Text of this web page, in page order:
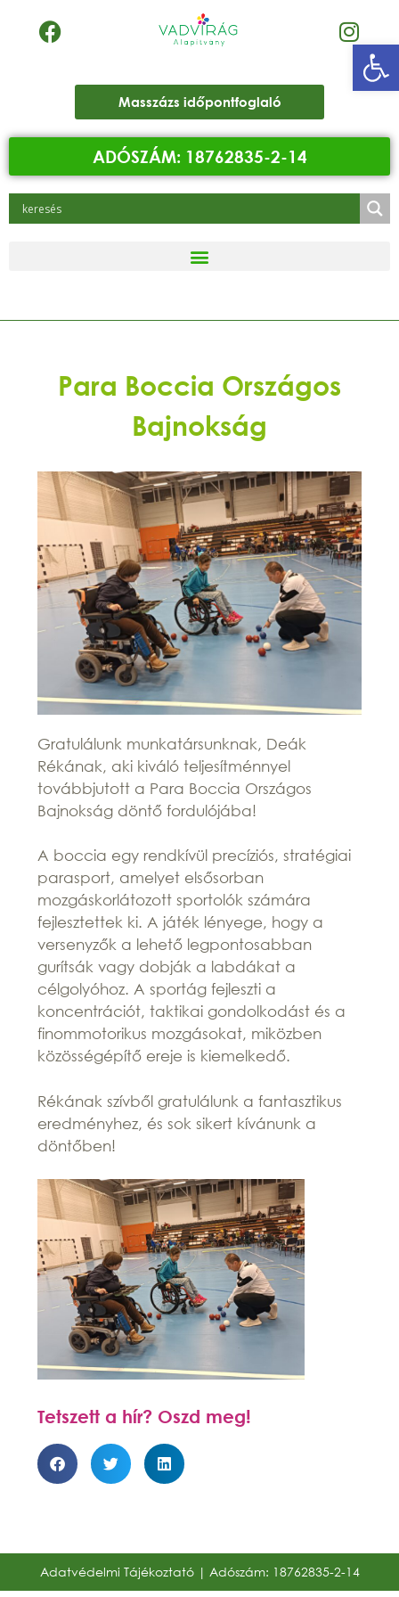
Masszázs időpontfoglaló
ADÓSZÁM: 18762835-2-14
Para Boccia Országos
Bajnokság
Gratulálunk munkatársunknak, Deák
Rékának, aki kiváló teljesítménnyel
továbbjutott a Para Boccia Országos
Bajnokság döntő fordulójába!
A boccia egy rendkívül precíziós, stratégiai
parasport, amelyet elsősorban
mozgáskorlátozott sportolók számára
fejlesztettek ki. A játék lényege, hogy a
versenyzők a lehető legpontosabban
gurítsák vagy dobják a labdákat a
célgolyóhoz. A sportág fejleszti a
koncentrációt, taktikai gondolkodást és a
finommotorikus mozgásokat, miközben
közösségépítő ereje is kiemelkedő.
Rékának szívből gratulálunk a fantasztikus
eredményhez, és sok sikert kívánunk a
döntőben!
Tetszett a hír? Oszd meg!
Adatvédelmi Tájékoztató| Adószám: 18762835-2-14